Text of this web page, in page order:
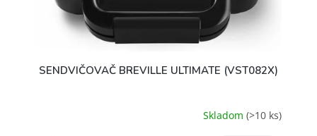
SENDVIČOVAČ BREVILLE ULTIMATE (VST082X)
Skladom (>10 ks)